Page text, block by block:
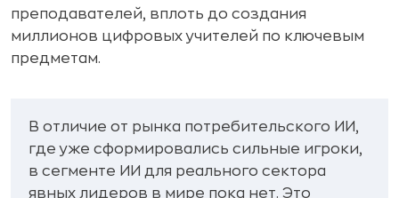
преподавателей, вплоть до создания
миллионов цифровых учителей по ключевым
предметам.
В отличие от рынка потребительского ИИ,
где уже сформировались сильные игроки,
в сегменте ИИ для реального сектора
явных лидеров в мире пока нет. Это